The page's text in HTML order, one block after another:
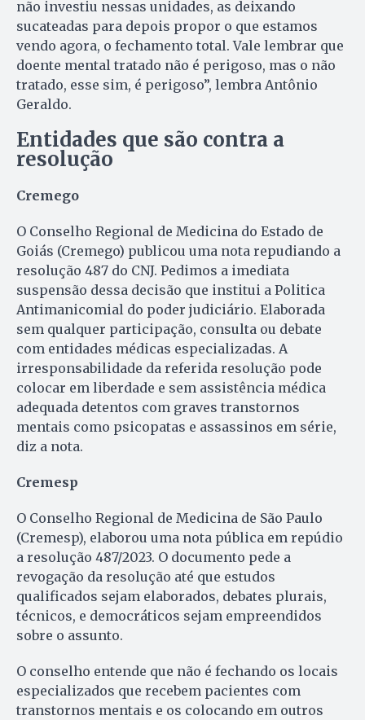
não investiu nessas unidades, as deixando
sucateadas para depois propor o que estamos
vendo agora, o fechamento total. Vale lembrar que
doente mental tratado não é perigoso, mas o não
tratado, esse sim, é perigoso”, lembra Antônio
Geraldo.
Entidades que são contra a
resolução
Cremego
O Conselho Regional de Medicina do Estado de
Goiás (Cremego) publicou uma nota repudiando a
resolução 487 do CNJ. Pedimos a imediata
suspensão dessa decisão que institui a Politica
Antimanicomial do poder judiciário. Elaborada
sem qualquer participação, consulta ou debate
com entidades médicas especializadas. A
irresponsabilidade da referida resolução pode
colocar em liberdade e sem assistência médica
adequada detentos com graves transtornos
mentais como psicopatas e assassinos em série,
diz a nota.
Cremesp
O Conselho Regional de Medicina de São Paulo
(Cremesp), elaborou uma nota pública em repúdio
a resolução 487/2023. O documento pede a
revogação da resolução até que estudos
qualificados sejam elaborados, debates plurais,
técnicos, e democráticos sejam empreendidos
sobre o assunto.
O conselho entende que não é fechando os locais
especializados que recebem pacientes com
transtornos mentais e os colocando em outros